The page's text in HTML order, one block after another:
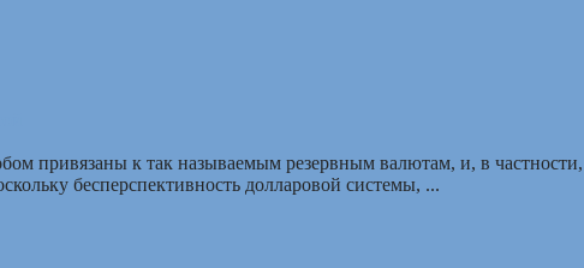
привязаны к так называемым резервным валютам, и, в
бесперспективность долларовой системы, ...